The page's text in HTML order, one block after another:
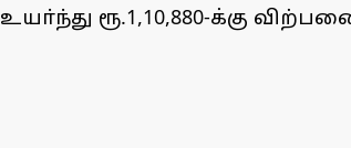
ரூ.1,10,880-க்கு